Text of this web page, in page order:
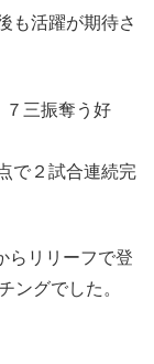
も活躍が期待さ
７三振奪う好
で２試合連続完
らリリーフで登
ングでした。